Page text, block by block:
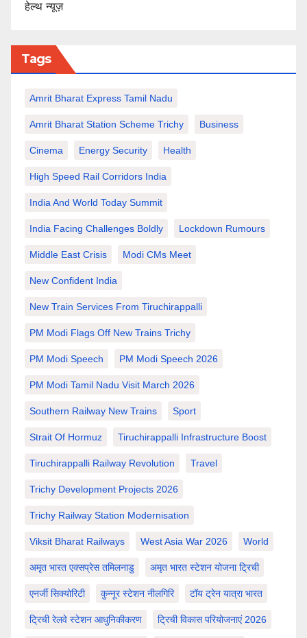
हेल्थ न्यूज़
Tags
Amrit Bharat Express Tamil Nadu
Amrit Bharat Station Scheme Trichy Business
Cinema Energy Security Health
High Speed Rail Corridors India
India And World Today Summit
India Facing Challenges Boldly Lockdown Rumours
Middle East Crisis Modi CMs Meet
New Confident India
New Train Services From Tiruchirappalli
PM Modi Flags Off New Trains Trichy
PM Modi Speech PM Modi Speech 2026
PM Modi Tamil Nadu Visit March 2026
Southern Railway New Trains Sport
Strait Of Hormuz Tiruchirappalli Infrastructure Boost
Tiruchirappalli Railway Revolution Travel
Trichy Development Projects 2026
Trichy Railway Station Modernisation
Viksit Bharat Railways West Asia War 2026 World
अमृत भारत एक्सप्रेस तमिलनाडु अमृत भारत स्टेशन योजना ट्रिची
एनर्जी सिक्योरिटी कुन्नूर स्टेशन नीलगिरि टॉय ट्रेन यात्रा भारत
ट्रिची रेलवे स्टेशन आधुनिकीकरण ट्रिची विकास परियोजनाएं 2026